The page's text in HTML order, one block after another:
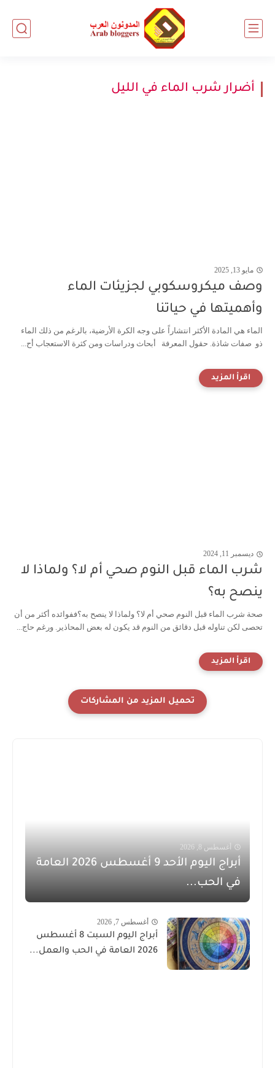
أضرار شرب الماء في الليل
مايو 13, 2025
وصف ميكروسكوبي لجزيئات الماء
وأهميتها في حياتنا
الماء هي المادة الأكثر انتشاراً على وجه الكرة الأرضية، بالرغم من ذلك الماء
ذو صفات شاذة. حقول المعرفة أبحاث ودراسات ومن كثرة الاستعجاب أح...
ديسمبر 11, 2024
شرب الماء قبل النوم صحي أم لا؟ ولماذا لا
ينصح به؟
صحة شرب الماء قبل النوم صحي أم لا؟ ولماذا لا ينصح به؟ففوائده أكثر من أن
تحصى لكن تناوله قبل دقائق من النوم قد يكون له بعض المحاذير. ورغم حاج...
أغسطس 8, 2026
أبراج اليوم الأحد 9 أغسطس 2026 العامة
في الحب...
أغسطس 7, 2026
أبراج اليوم السبت 8 أغسطس
2026 العامة في الحب والعمل...